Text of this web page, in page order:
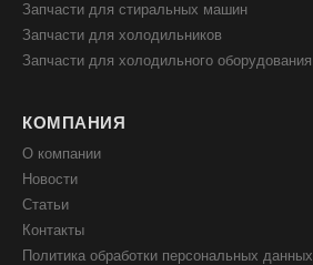
Запчасти для стиральных машин
Запчасти для холодильников
Запчасти для холодильного оборудования
КОМПАНИЯ
О компании
Новости
Статьи
Контакты
Политика обработки персональных данных